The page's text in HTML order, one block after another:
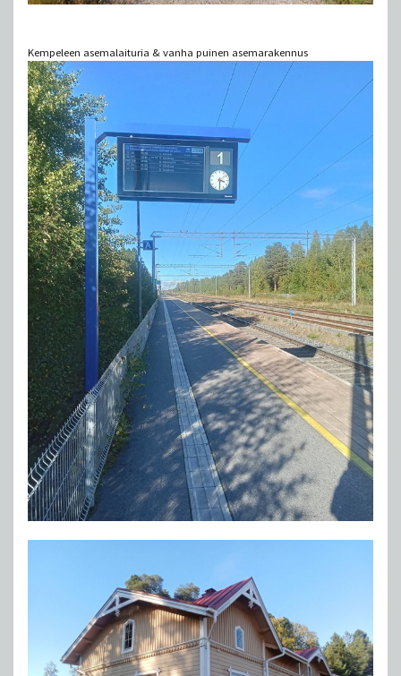
Kempeleen asemalaituria & vanha puinen asemarakennus